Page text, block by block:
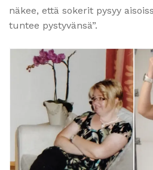
näkee, että sokerit pysyy
tuntee pystyvänsä”.